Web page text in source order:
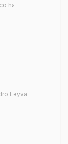
ha
Leyva